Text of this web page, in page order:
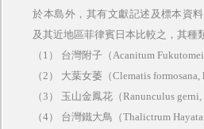
於本島外，其有文獻記述及標本資
及其近地區菲律賓日本比較之，其種
（ 1 ） 台灣附子（Acanitum
（2 ） 大葉女萎（Clematis formosana,
（3 ） 玉山金鳳花（Ranunculus
（4） 台灣鐵大鳥（Thalictrum